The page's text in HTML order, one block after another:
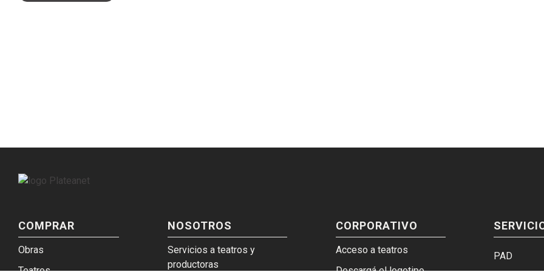
COMPRAR
Obras
NOSOTROS
Servicios a teatros y
productoras
CORPORATIVO
Acceso a teatros
PAD